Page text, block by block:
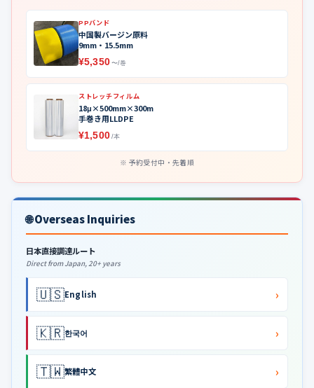
PPバンド
中国製バージン原料
9mm・15.5mm
¥5,350 〜/巻
ストレッチフィルム
18μ×500mm×300m
手巻き用LLDPE
¥1,500 /本
予約受付中・先着順
🌐 Overseas Inquiries
日本直接調達ルート
Direct from Japan, 20+ years
🇺🇸English ›
🇰🇷한국어 ›
🇹🇼繁體中文 ›